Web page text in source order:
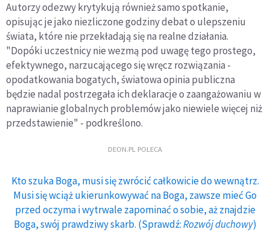
Autorzy odezwy krytykują również samo spotkanie,
opisując je jako niezliczone godziny debat o ulepszeniu
świata, które nie przekładają się na realne działania.
"Dopóki uczestnicy nie wezmą pod uwagę tego prostego,
efektywnego, narzucającego się wręcz rozwiązania -
opodatkowania bogatych, światowa opinia publiczna
będzie nadal postrzegała ich deklaracje o zaangażowaniu w
naprawianie globalnych problemów jako niewiele więcej niż
przedstawienie" - podkreślono.
DEON.PL POLECA
Kto szuka Boga, musi się zwrócić całkowicie do wewnątrz.
Musi się wciąż ukierunkowywać na Boga, zawsze mieć Go
przed oczyma i wytrwale zapominać o sobie, aż znajdzie
Boga, swój prawdziwy skarb. (Sprawdź:Rozwój duchowy)